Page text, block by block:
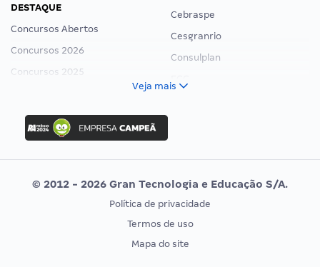
DESTAQUE
Concursos Abertos
Concursos 2026
Concursos 2025
Concurso Ibama
Concurso MPU
Editais publicados
Cebraspe
Cesgranrio
Consulplan
Vunesp
CONCURSOS POR PROFISSÃO
EXAME DE ORDEM
Veja mais
© 2012 - 2026 Gran Tecnologia e Educação S/A.
Política de privacidade
Termos de uso
Mapa do site